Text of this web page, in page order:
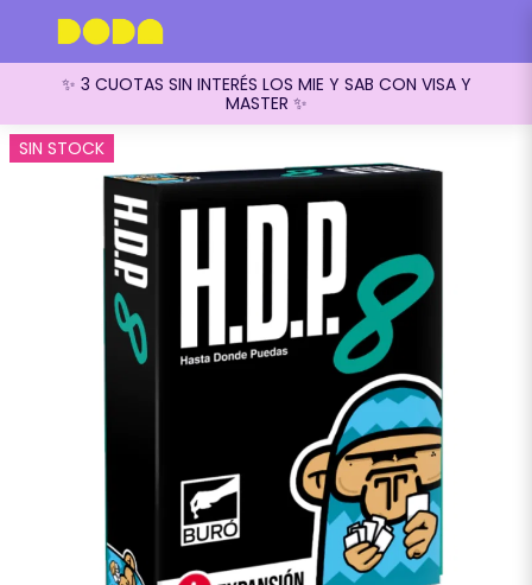
✨ 3 CUOTAS SIN INTERÉS LOS MIE Y SAB CON VISA Y
MASTER ✨
SIN STOCK